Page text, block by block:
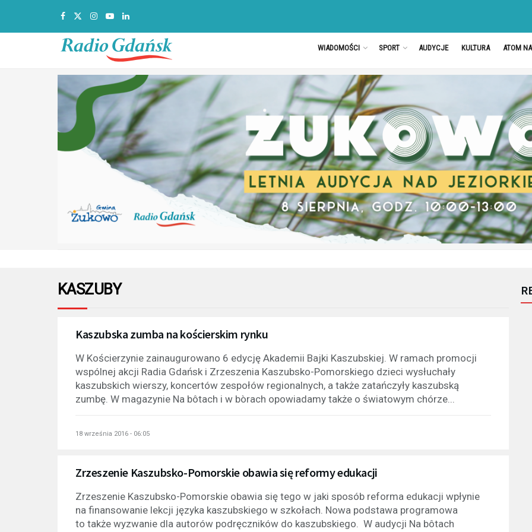
WIADOMOŚCI SPORT AUDYCJE KULTURA ATOM
KASZUBY
Kaszubska zumba na kościerskim rynku
W Kościerzynie zainaugurowano 6 edycję Akademii Bajki Kaszubskiej. W ramach promocji
wspólnej akcji Radia Gdańsk i Zrzeszenia Kaszubsko-Pomorskiego dzieci wysłuchały
kaszubskich wierszy, koncertów zespołów regionalnych, a także zatańczyły kaszubską
zumbę. W magazynie Na bôtach i w bòrach opowiadamy także o światowym chórze...
18 września 2016 - 06:05
Zrzeszenie Kaszubsko-Pomorskie obawia się reformy edukacji
Zrzeszenie Kaszubsko-Pomorskie obawia się tego w jaki sposób reforma edukacji wpłynie
na finansowanie lekcji języka kaszubskiego w szkołach. Nowa podstawa programowa
to także wyzwanie dla autorów podręczników do kaszubskiego. W audycji Na bôtach